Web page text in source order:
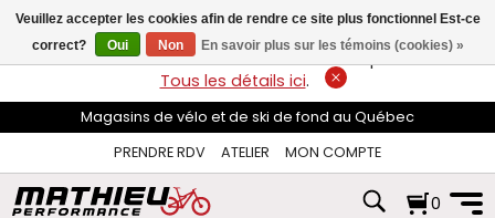
flèches
haut
et
pour
sélectionner
disponible.
Appuyez
LIVRAISON GRATUITEsur les commandes de plus de 74$*.
Tous les détails ici.
Magasins de vélo et de ski de fond au Québec
PRENDRE RDV
ATELIER MON COMPTE
0
Veuillez accepter les cookies afin de rendre ce site plus fonctionnel Est-ce
correct?
Oui Non En savoir plus sur les témoins (cookies) »